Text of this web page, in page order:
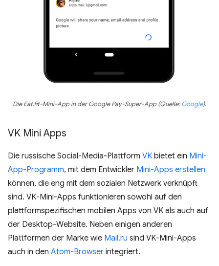
Die Eat.fit-Mini-App in der Google Pay-Super-App (Quelle:Google).
VK Mini Apps
Die russische Social-Media-Plattform VK bietet ein Mini-
App-Programm, mit dem Entwickler Mini-Apps erstellen
können, die eng mit dem sozialen Netzwerk verknüpft
sind. VK-Mini-Apps funktionieren sowohl auf den
plattformspezifischen mobilen Apps von VK als auch auf
der Desktop-Website. Neben einigen anderen
Plattformen der Marke wie Mail.ru sind VK-Mini-Apps
auch in den Atom-Browser integriert.